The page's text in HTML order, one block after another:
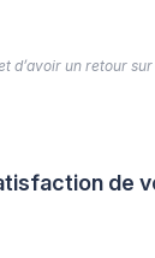
de
d’avoir un retour